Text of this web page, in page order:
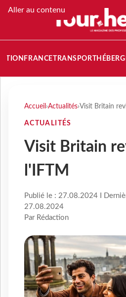
Aller au contenu
FRANCETRANSPORT
Accueil ›Actualités›Visit Britain
ACTUALITÉS
Visit Britain
l'IFTM
Publié le : 27.08.2024 I
27.08.2024
Par Rédaction